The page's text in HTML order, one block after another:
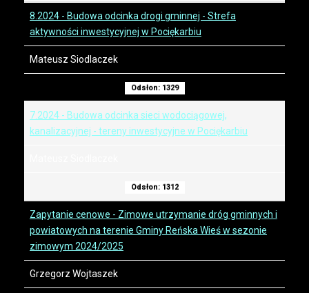
8.2024 - Budowa odcinka drogi gminnej - Strefa
aktywności inwestycyjnej w Pociękarbiu
Mateusz Siodlaczek
Odsłon: 1329
7.2024 - Budowa odcinka sieci wodociągowej,
kanalizacyjnej - tereny inwestycyjne w Pociękarbiu
Odsłon: 1312
Zapytanie cenowe - Zimowe utrzymanie dróg gminnych i
powiatowych na terenie Gminy Reńska Wieś w sezonie
zimowym 2024/2025
Grzegorz Wojtaszek